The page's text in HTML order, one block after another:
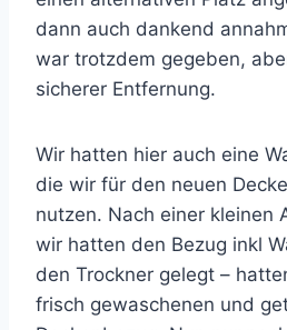
dann auch dankend
war trotzdem gegeben,
sicherer Entfernung.
Wir hatten hier auch eine
die wir für den neuen
nutzen. Nach einer kleinen
wir hatten den Bezug inkl
den Trockner gelegt –
frisch gewaschenen und